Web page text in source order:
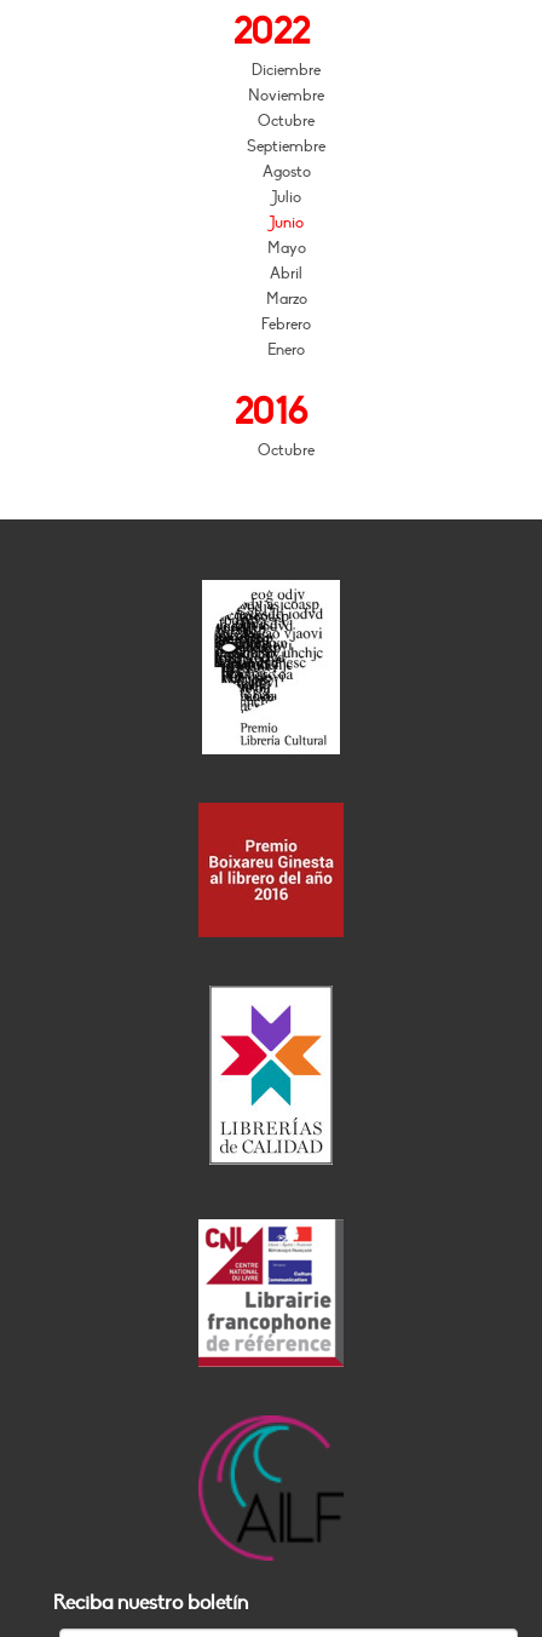
2022
Diciembre
Noviembre
Octubre
Septiembre
Agosto
Julio
Junio
Mayo
Abril
Marzo
Febrero
Enero
2016
Octubre
Reciba nuestro boletín